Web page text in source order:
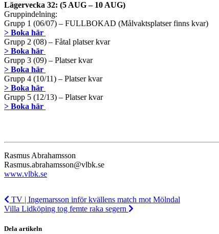
Lägervecka 32: (5 AUG – 10 AUG)
Gruppindelning:
Grupp 1 (06/07) – FULLBOKAD (Målvaktsplatser finns kvar)
> Boka här
Grupp 2 (08) – Fåtal platser kvar
> Boka här
Grupp 3 (09) – Platser kvar
> Boka här
Grupp 4 (10/11) – Platser kvar
> Boka här
Grupp 5 (12/13) – Platser kvar
> Boka här
Rasmus Abrahamsson
Rasmus.abrahamsson@vlbk.se
www.vlbk.se
TV | Ingemarsson inför kvällens match mot Mölndal
Villa Lidköping tog femte raka segern
Dela artikeln